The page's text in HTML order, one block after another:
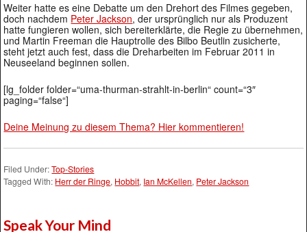
Weiter hatte es eine Debatte um den Drehort des Filmes gegeben,
doch nachdem Peter Jackson, der ursprünglich nur als Produzent
hatte fungieren wollen, sich bereiterklärte, die Regie zu übernehmen,
und Martin Freeman die Hauptrolle des Bilbo Beutlin zusicherte,
steht jetzt auch fest, dass die Dreharbeiten im Februar 2011 in
Neuseeland beginnen sollen.
[lg_folder folder=“uma-thurman-strahlt-in-berlin“ count=“3″
paging=“false“]
Deine Meinung zu diesem Thema? Hier kommentieren!
Filed Under:Top-Stories
Tagged With: Herr der Ringe, Hobbit, Ian McKellen, Peter Jackson
Speak Your Mind